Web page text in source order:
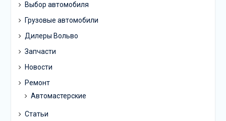
Выбор автомобиля
Грузовые автомобили
Дилеры Вольво
Запчасти
Новости
Ремонт
Автомастерские
Статьи